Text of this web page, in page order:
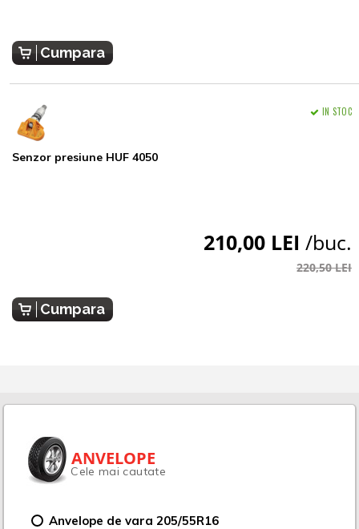
Cumpara
Senzor presiune HUF 4050
IN STOC
210,00 LEI /buc.
220,50 LEI
Cumpara
ANVELOPE
Cele mai cautate
Anvelope de vara 205/55R16